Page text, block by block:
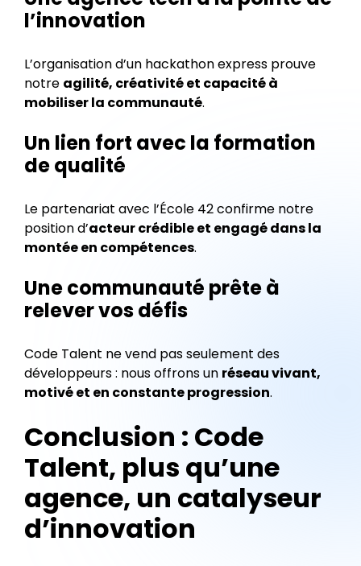
l’innovation
L’organisation d’un hackathon express prouve
notre agilité, créativité et capacité à
mobiliser la communauté.
Un lien fort avec la formation
de qualité
Le partenariat avec l’École 42 confirme notre
position d’acteur crédible et engagé dans la
montée en compétences.
Une communauté prête à
relever vos défis
Code Talent ne vend pas seulement des
développeurs : nous offrons un réseau vivant,
motivé et en constante progression.
Conclusion : Code
Talent, plus qu’une
agence, un catalyseur
d’innovation